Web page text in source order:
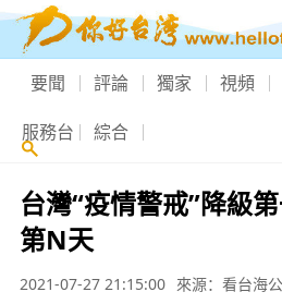
要聞 評論 獨家 視頻
服務台 綜合
台灣“疫情警戒”降級
第N天
2021-07-27 21:15:00 來源：看台海